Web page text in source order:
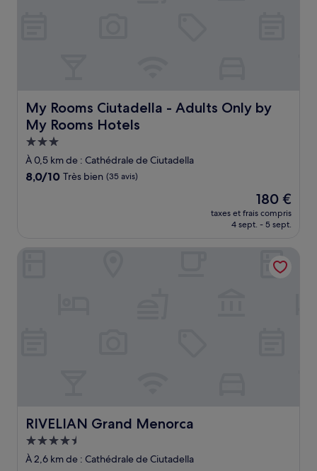
My Rooms Ciutadella - Adults Only by
My Rooms Hotels
My Rooms Ciutadella - Adults Only by My Rooms Hotels
Hébergement
3.0 étoiles
À 0,5 km de : Cathédrale de Ciutadella
8.0
8,0/10 Très bien (35 avis)
Le
nouveau
prix
de
180 €
180 €
taxes et frais compris
4 sept. - 5 sept.
RIVELIAN Grand Menorca
RIVELIAN Grand Menorca
Hébergement
4.5 étoiles
À 2,6 km de : Cathédrale de Ciutadella